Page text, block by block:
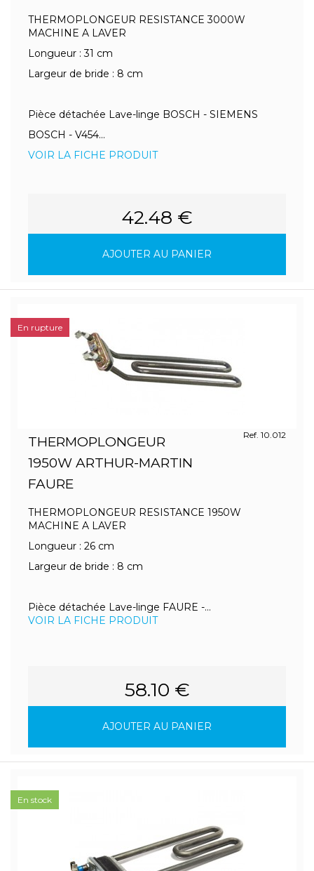
THERMOPLONGEUR RESISTANCE 3000W
MACHINE A LAVER
Longueur : 31 cm
Largeur de bride : 8 cm
Pièce détachée Lave-linge BOSCH - SIEMENS
BOSCH - V454...
VOIR LA FICHE PRODUIT
42.48 €
AJOUTER AU PANIER
THERMOPLONGEUR
1950W ARTHUR-MARTIN
FAURE
Ref. 10.012
THERMOPLONGEUR RESISTANCE 1950W
MACHINE A LAVER
Longueur : 26 cm
Largeur de bride : 8 cm
Pièce détachée Lave-linge FAURE -...
VOIR LA FICHE PRODUIT
58.10 €
AJOUTER AU PANIER
En rupture
En stock